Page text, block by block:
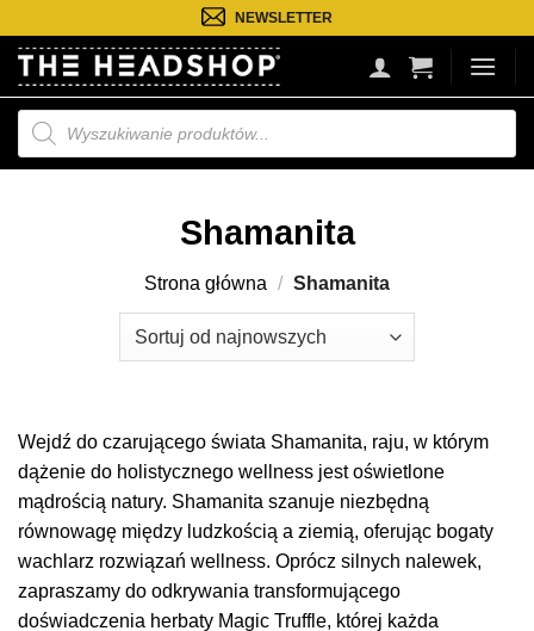
do
treści
NEWSLETTER
Wyszukiwarka
produktów
Shamanita
Strona główna / Shamanita
Wejdź do czarującego świata Shamanita, raju, w którym
dążenie do holistycznego wellness jest oświetlone
mądrością natury. Shamanita szanuje niezbędną
równowagę między ludzkością a ziemią, oferując bogaty
wachlarz rozwiązań wellness. Oprócz silnych nalewek,
zapraszamy do odkrywania transformującego
doświadczenia herbaty Magic Truffle, której każda